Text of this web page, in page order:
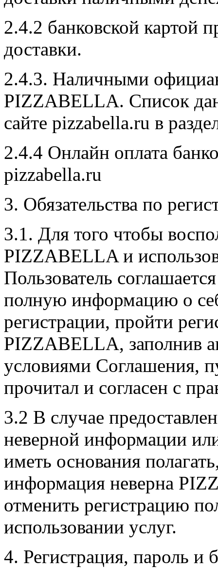
2.4.2 банковской картой
доставки.
2.4.3. Наличными
PIZZABELLA. Список
сайте pizzabella.ru в
2.4.4 Онлайн оплата
pizzabella.ru
3. Обязательства по
3.1. Для того чтобы
PIZZABELLA и
Пользователь
полную информацию о
регистрации, пройти
PIZZABELLA, заполнив
условиями Соглашения,
прочитал и согласен с
3.2 В случае
неверной информации
иметь основания
информация неверна
отменить регистрацию
использовании услуг.
4. Регистрация, пароль и